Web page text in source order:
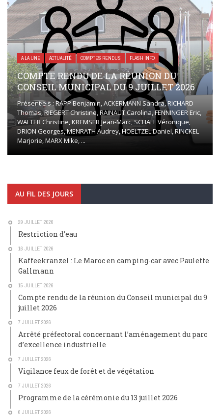
A LA UNE ACTUALITÉ COMPTES RENDUS FLASH INFO
COMPTE RENDU DE LA RÉUNION DU
CONSEIL MUNICIPAL DU 9 JUILLET 2026
Présent·e·s : RAPP Benjamin, ACKERMANN Sandra, RICHARD
Thomas, RIEGERT Christine, RAINAUT Carolina, FENNINGER Eric,
WALTER Christine, KREMSER Jean-Marc, SCHALL Véronique,
DRION Georges, MENRATH Audrey, HOELTZEL Daniel, RINCKEL
Marjorie, MARX Mike, ...
AU FIL DES JOURS
29 JUILLET 2026
Restriction d’eau
16 JUILLET 2026
Kaffeekranzel : Le Maroc en camping-car avec Paulette
Gallmann
15 JUILLET 2026
Compte rendu de la réunion du Conseil municipal du 9
juillet 2026
7 JUILLET 2026
Arrêté préfectoral concernant l’aménagement du parc
d’excellence industrielle
7 JUILLET 2026
Vigilance feux de forêt et de végétation
7 JUILLET 2026
Programme de la cérémonie du 13 juillet 2026
6 JUILLET 2026